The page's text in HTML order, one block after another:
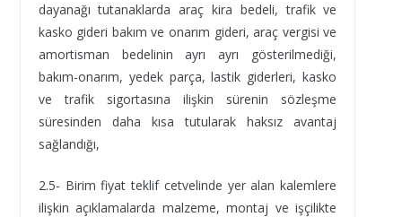
dayanağı tutanaklarda araç kira bedeli, trafik ve
kasko gideri bakım ve onarım gideri, araç vergisi ve
amortisman bedelinin ayrı ayrı gösterilmediği,
bakım-onarım, yedek parça, lastik giderleri, kasko
ve trafik sigortasına ilişkin sürenin sözleşme
süresinden daha kısa tutularak haksız avantaj
sağlandığı,
2.5- Birim fiyat teklif cetvelinde yer alan kalemlere
ilişkin açıklamalarda malzeme, montaj ve işçilikte